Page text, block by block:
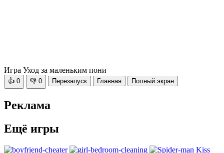
Игра Уход за маленьким пони
👍 0 👎 0 Перезапуск Главная Полный экран
Реклама
Ещё игры